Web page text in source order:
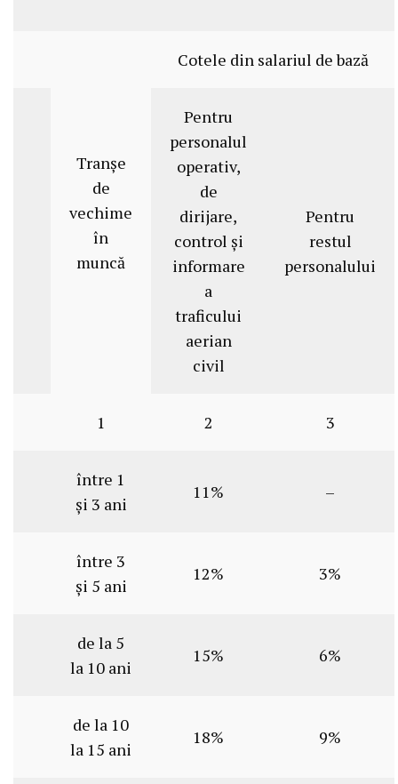
Tranşe
de
vechime
în
muncă
Cotele din salariul de bază
Pentru
personalul
operativ,
de
dirijare,
control şi
informare
a
traficului
aerian
civil
Pentru
restul
personalului
1 2 3
între 1
şi 3 ani
11% –
între 3
şi 5 ani
12% 3%
de la 5
la 10 ani
15% 6%
de la 10
la 15 ani
18% 9%